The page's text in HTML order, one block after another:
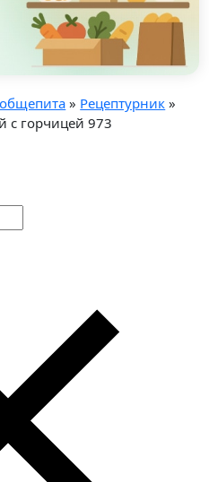
» Рецептурник »
с горчицей 973